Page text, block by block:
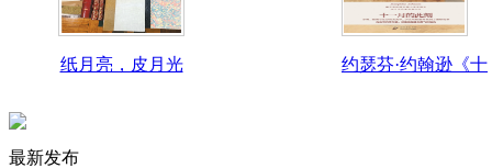
纸月亮，皮月光 约瑟芬·约翰逊《十
最新发布